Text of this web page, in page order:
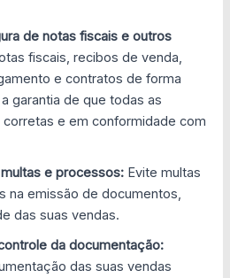
de notas fiscais e outros
fiscais, recibos de venda,
e contratos de forma
garantia de que todas as
e em conformidade com
e processos: Evite multas
na emissão de documentos,
das suas vendas.
da documentação:
das suas vendas